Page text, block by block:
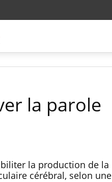
la parole
la production de la
cérébral, selon une